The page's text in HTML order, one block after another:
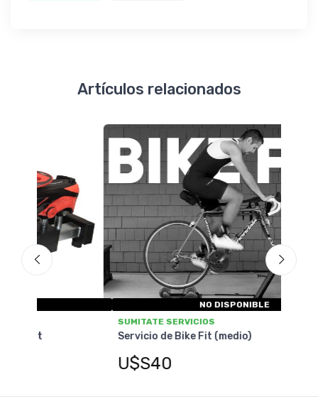
Artículos relacionados
NO DISPONIBLE
SUMITATE SERVICIOS
Servicio de Bike Fit (medio)